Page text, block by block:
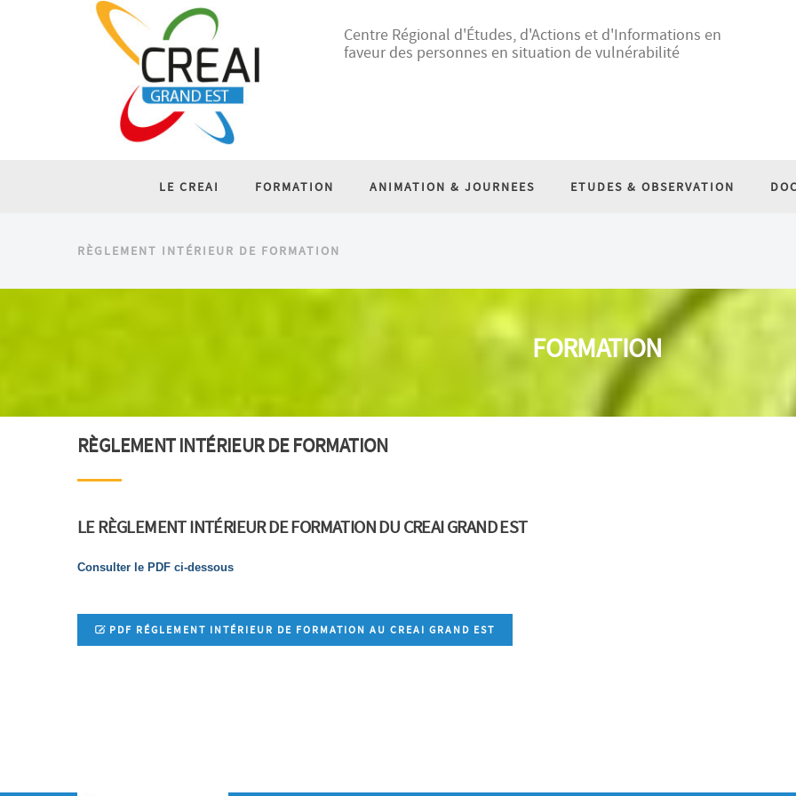
Centre Régional d'Études, d'Actions et d'Informations en
faveur des personnes en situation de vulnérabilité
LE CREAI FORMATION ANIMATION & JOURNEES ETUDES & OBSERVATION
RÈGLEMENT INTÉRIEUR DE FORMATION
FORMATION
RÈGLEMENT INTÉRIEUR DE FORMATION
LE RÈGLEMENT INTÉRIEUR DE FORMATION DU CREAI GRAND EST
Consulter le PDF ci-dessous
PDF RÉGLEMENT INTÉRIEUR DE FORMATION AU CREAI GRAND EST